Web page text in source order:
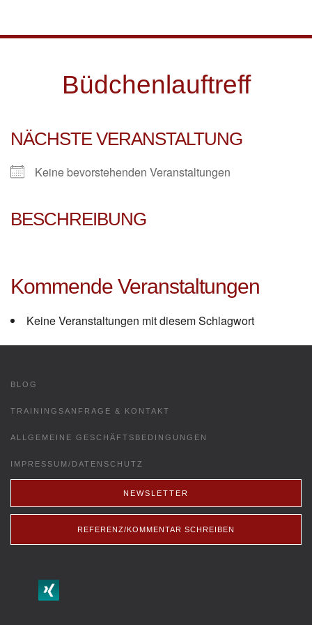
Skip to main content
Büdchenlauftreff
NÄCHSTE VERANSTALTUNG
Keine bevorstehenden Veranstaltungen
BESCHREIBUNG
Kommende Veranstaltungen
Keine Veranstaltungen mit diesem Schlagwort
BLOG
TRAININGSANFRAGE & KONTAKT
ALLGEMEINE GESCHÄFTSBEDINGUNGEN
IMPRESSUM/DATENSCHUTZ
NEWSLETTER
REFERENZ/KOMMENTAR SCHREIBEN